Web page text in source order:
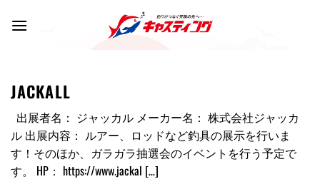
JACKALL
出展者名： ジャッカル メーカー名： 株式会社ジャッカ
ル 出展内容： ルアー、ロッドなど釣具の展示を行いま
す！そのほか、ガラガラ抽選会のイベントを行う予定で
す。 HP： https://www.jackal […]